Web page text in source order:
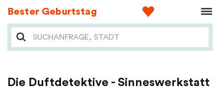
Bester Geburtstag
Die Duftdetektive - Sinneswerkstatt